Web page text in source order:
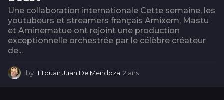
Une collaboration internationale Cette semaine, les
youtubeurs et streamers français Amixem, Mastu
et Aminematue ont rejoint une production
exceptionnelle orchestrée par le célèbre créateur
de...
by Titouan Juan De Mendoza 2 ans